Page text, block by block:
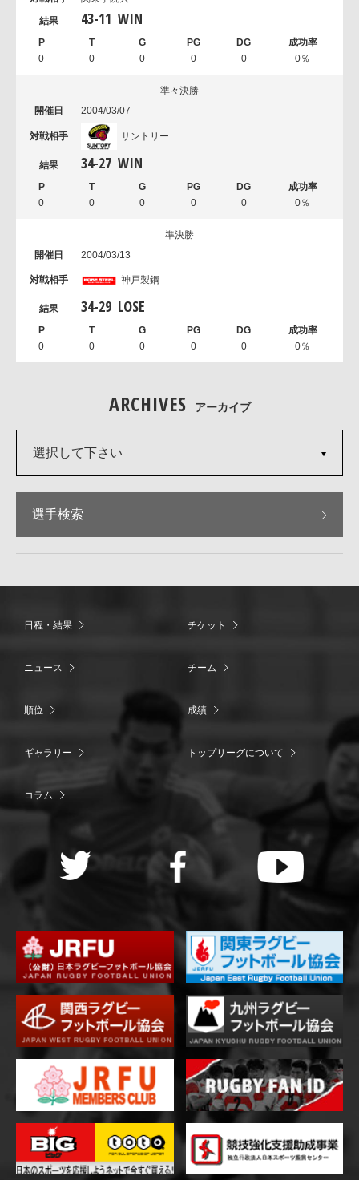
43-11 WIN
0 0 0 0 0 0％
準々決勝
2004/03/07
サントリー
34-27 WIN
0 0 0 0 0 0％
準決勝
2004/03/13
神戸製鋼
34-29 LOSE
0 0 0 0 0 0％
ARCHIVES アーカイブ
選択して下さい
選手検索
日程・結果 チケット
ニュース チーム
順位 成績
ギャラリー トップリーグについて
コラム